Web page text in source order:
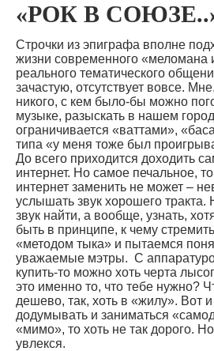
«РОК В
Строчки из эпиграфа вполне
жизни современного «меломана
реального тематического
зачастую, отсутствует вовсе.
никого, с кем было-бы можно
музыке, разыскать в нашем
ограничивается «ваттами»,
типа «у меня тоже был
До всего приходится доходить
интернет. Но самое печальное,
интернет заменить не может –
услышать звук хорошего тракта.
звук найти, а вообще, узнать,
быть в принципе, к чему
«методом тыка» и пытаемся
уважаемые мэтры. С
купить-то можно хоть черта
это именно то, что тебе нужно?
дешево, так, хоть в «жилу». Вот
додумывать и заниматься
«мимо», то хоть не так дорого.
увлекся.